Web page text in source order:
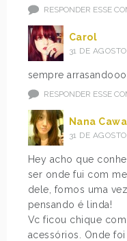
RESPONDER ESSE
Carol
31 DE
sempre
RESPONDER ESSE
Nana
31 DE
Hey acho que
ser onde fui com
dele, fomos uma
pensando é linda!
Vc ficou chique
acessórios. Onde